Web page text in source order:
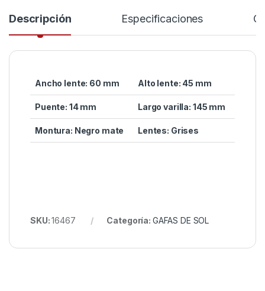
Descripción Especificaciones
Ancho lente: 60 mm Alto lente: 45 mm
Puente: 14 mm Largo varilla: 145 mm
Montura: Negro mate Lentes: Grises
SKU:16467 Categoría: GAFAS DE SOL